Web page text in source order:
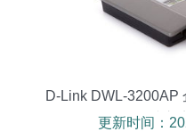
D-Link DWL-3200AP
接入
更新时间：